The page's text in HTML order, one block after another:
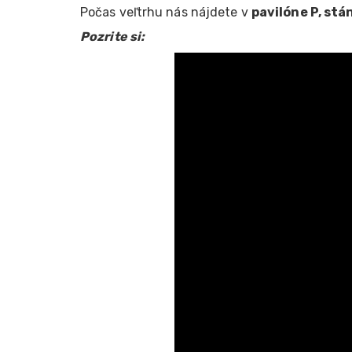
Počas veľtrhu nás nájdete v pavilóne P,
Pozrite si: